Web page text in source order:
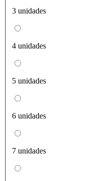
3 unidades
4 unidades
5 unidades
6 unidades
7 unidades